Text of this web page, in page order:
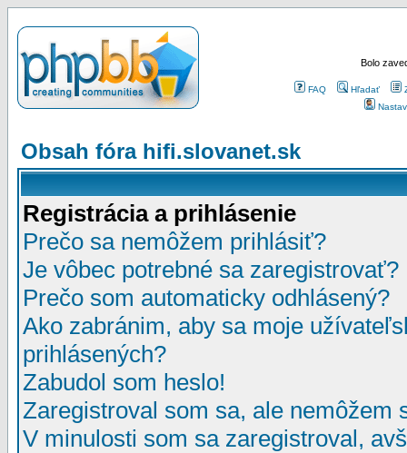
Bolo
FAQ Hľadať
Obsah fóra hifi.slovanet.sk
Registrácia a prihlásenie
Prečo sa nemôžem prihlásiť?
Je vôbec potrebné sa zaregistrovať?
Prečo som automaticky odhlásený?
Ako zabránim, aby sa moje
prihlásených?
Zabudol som heslo!
Zaregistroval som sa, ale nemôžem
V minulosti som sa zaregistroval,